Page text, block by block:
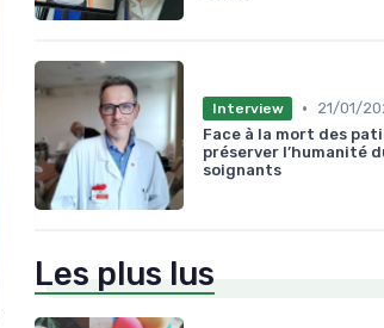
Interview •
21/01/
Face à la mort des
préserver l’humanité
soignants
Les plus lus